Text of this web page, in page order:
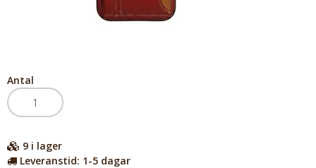
Antal
9 i lager
Leveranstid: 1-5 dagar